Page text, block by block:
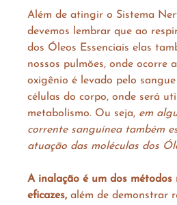
Além de atingir o Sistema
devemos lembrar que ao
dos Óleos Essenciais elas
nossos pulmões, onde ocorre
oxigênio é levado pelo
células do corpo, onde será
metabolismo. Ou seja, em
corrente sanguínea também
atuação das moléculas dos
A inalação é um dos métodos
eficazes, além de demonstrar